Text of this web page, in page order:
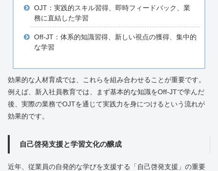
OJT：実践的スキル習得、即時フィードバック、業
務に直結した学習
Off-JT：体系的知識習得、新しい視点の獲得、集中的
な学習
効果的な人材育成では、これらを組み合わせることが重要です。
例えば、新入社員教育では、まず基本的な知識をOff-JTで学んだ
後、実際の業務でOJTを通じて実践力を身につけるという流れが
効果的です。
自己啓発支援と学習文化の醸成
近年、従業員の自発的な学びを支援する「自己啓発支援」の重要